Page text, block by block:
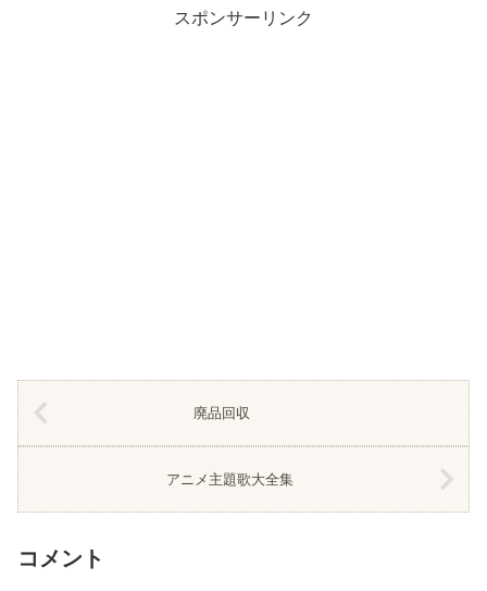
スポンサーリンク
廃品回収
アニメ主題歌大全集
コメント